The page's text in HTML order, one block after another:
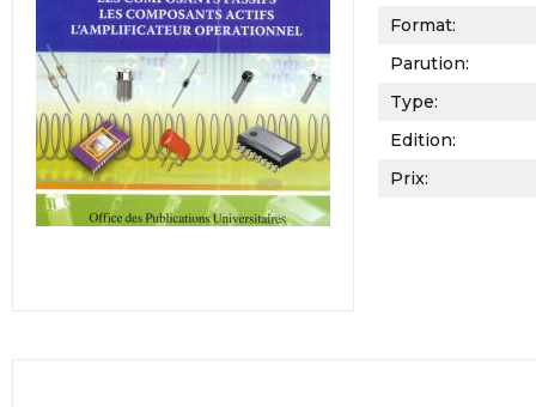
Format:
Parution:
Type:
Edition:
Prix: